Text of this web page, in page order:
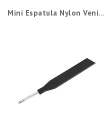
Mini Espatula Nylon Venice